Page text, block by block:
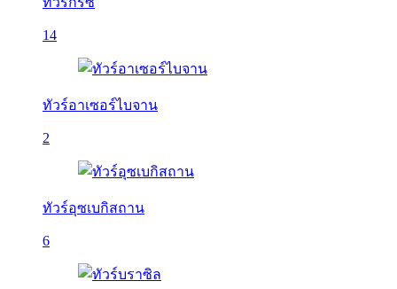
14
ทัวร์อาเซอร์ไบจาน
2
ทัวร์อุซเบกิสถาน
6